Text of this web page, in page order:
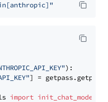
):
] = getpass.getpass(
import init_chat_model